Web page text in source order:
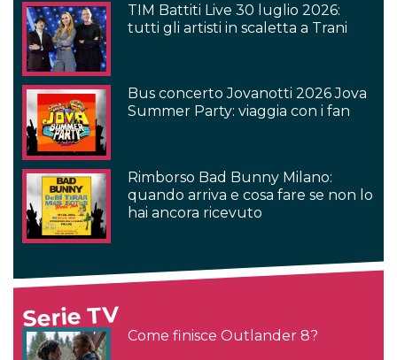
TIM Battiti Live 30 luglio 2026:
tutti gli artisti in scaletta a Trani
Bus concerto Jovanotti 2026 Jova
Summer Party: viaggia con i fan
Rimborso Bad Bunny Milano:
quando arriva e cosa fare se non lo
hai ancora ricevuto
Serie TV
Come finisce Outlander 8?